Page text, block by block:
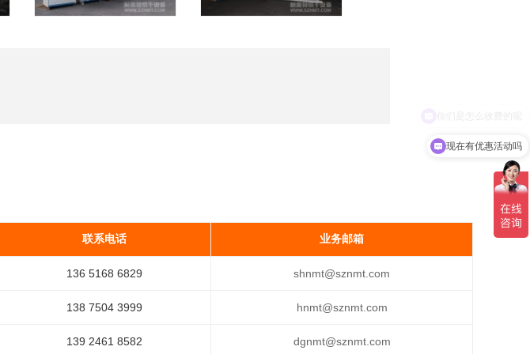
联系电话 业务邮箱
136 5168 6829 shnmt@sznmt.com
138 7504 3999 hnmt@sznmt.com
139 2461 8582 dgnmt@sznmt.com
现在有优惠活动吗